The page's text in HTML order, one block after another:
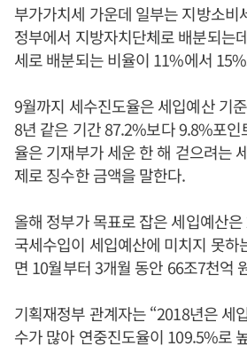
부가가치세 가운데 일부는 지방소비
정부에서 지방자치단체로 배분되는
세로 배분되는 비율이 11%에서
9월까지 세수진도율은 세입예산 기
8년 같은 기간 87.2%보다 9.8%포인
율은 기재부가 세운 한 해 걷으려는
제로 징수한 금액을 말한다.
올해 정부가 목표로 잡은 세입예산
국세수입이 세입예산에 미치지 못하
면 10월부터 3개월 동안 66조7천억
기획재정부 관계자는 “2018년은 세
수가 많아 연중진도율이 109.5%로